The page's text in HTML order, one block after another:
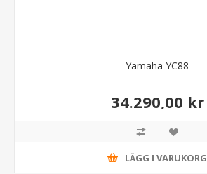
Yamaha YC88
34.290,00 kr
LÄGG I VARUKORG